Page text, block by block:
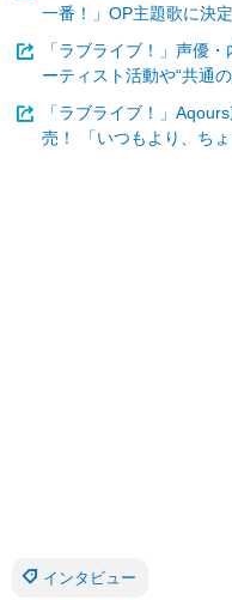
一番！」OP主題歌に決定
「ラブライブ！」声優
ーティスト活動や“共通
「ラブライブ！」
売！ 「いつもより、ち
インタビュー